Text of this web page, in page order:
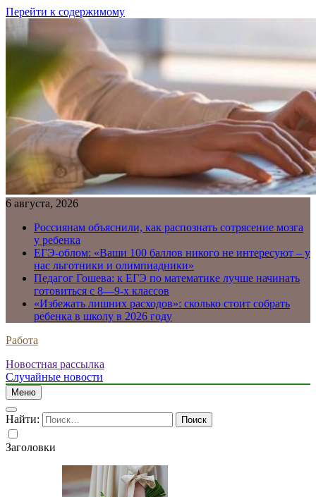
Перейти к содержимому
6 августа, 2026
Россиянам объяснили, как распознать сотрясение мозга
у ребенка
ЕГЭ-облом: «Ваши 100 баллов никого не интересуют – у
нас льготники и олимпиадники»
Педагог Гошева: к ЕГЭ по математике лучше начинать
готовиться с 8—9-х классов
«Избежать лишних расходов»: сколько стоит собрать
ребенка в школу в 2026 году
Работа
Новостная рассылка
Случайные новости
Меню
Найти:
Заголовки